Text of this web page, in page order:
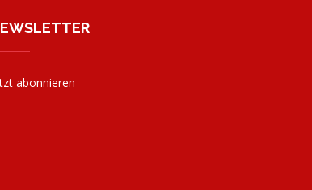
abonnieren